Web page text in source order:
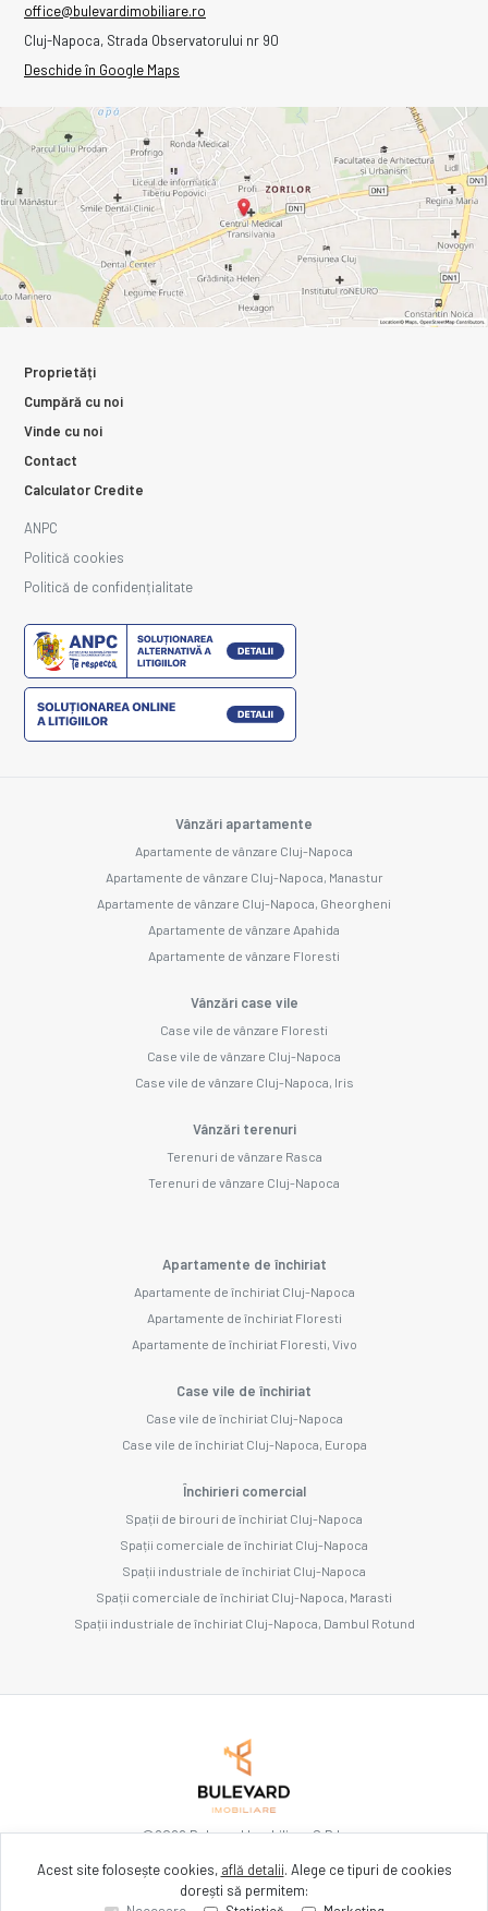
office@bulevardimobiliare.ro
Cluj-Napoca, Strada Observatorului nr 90
Deschide în Google Maps
Proprietăți
Cumpără cu noi
Vinde cu noi
Contact
Calculator Credite
ANPC
Politică cookies
Politică de confidențialitate
Vânzări apartamente
Apartamente de vânzare Cluj-Napoca
Apartamente de vânzare Cluj-Napoca, Manastur
Apartamente de vânzare Cluj-Napoca, Gheorgheni
Apartamente de vânzare Apahida
Apartamente de vânzare Floresti
Vânzări case vile
Case vile de vânzare Floresti
Case vile de vânzare Cluj-Napoca
Case vile de vânzare Cluj-Napoca, Iris
Vânzări terenuri
Terenuri de vânzare Rasca
Terenuri de vânzare Cluj-Napoca
Apartamente de închiriat
Apartamente de închiriat Cluj-Napoca
Apartamente de închiriat Floresti
Apartamente de închiriat Floresti, Vivo
Case vile de închiriat
Case vile de închiriat Cluj-Napoca
Case vile de închiriat Cluj-Napoca, Europa
Închirieri comercial
Spații de birouri de închiriat Cluj-Napoca
Spații comerciale de închiriat Cluj-Napoca
Spații industriale de închiriat Cluj-Napoca
Spații comerciale de închiriat Cluj-Napoca, Marasti
Spații industriale de închiriat Cluj-Napoca, Dambul Rotund
©2026Bulevard Imobiliare S.R.L.
Site creat în
Acest site folosește cookies, află detalii. Alege ce tipuri de cookies
dorești să permitem: